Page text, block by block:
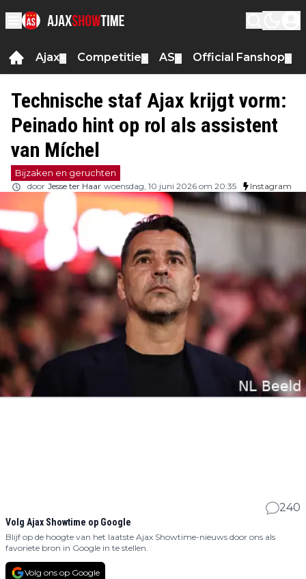
Ajax Competitie AS Official Fanshop
Technische staf Ajax krijgt vorm:
Peinado hint op rol als assistent
van Míchel
Bijzaken en geruchten
door Jesse ter Haar woensdag, 10 juni 2026 om 20:35 Instagram
240
Volg Ajax Showtime op Google
Blijf op de hoogte van het laatste Ajax Showtime-nieuws door ons als
favoriete bron in Google in te stellen.
Volg ons op Google